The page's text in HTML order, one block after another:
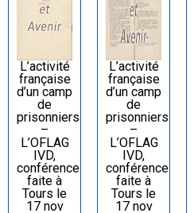
L’activité
française
d’un camp
de
prisonniers
–
L’OFLAG
IVD,
conférence
faite à
Tours le
17 nov
L’activité
française
d’un camp
de
prisonniers
–
L’OFLAG
IVD,
conférence
faite à
Tours le
17 nov